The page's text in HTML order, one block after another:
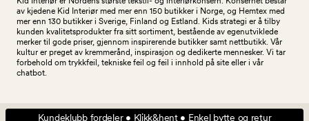
av kjedene Kid Interiør med mer enn 150 butikker i Norge, og Hemtex med
mer enn 130 butikker i Sverige, Finland og Estland. Kids strategi er å tilby
kunden kvalitetsprodukter fra sitt sortiment, bestående av egenutviklede
merker til gode priser, gjennom inspirerende butikker samt nettbutikk. Vår
kultur er preget av kremmerånd, inspirasjon og dedikerte mennesker. Vi tar
forbehold om trykkfeil, tekniske feil og feil i innhold på site eller i vår
chatbot.
Kundeklubb fordeler • Klikk&hent • Enkel bytte og retur